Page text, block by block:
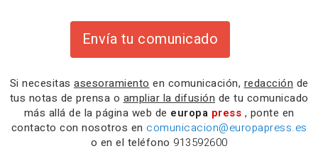
Envía tu comunicado
Si necesitas asesoramiento en comunicación, redacción de
tus notas de prensa o ampliar la difusión de tu comunicado
más allá de la página web de europa press , ponte en
contacto con nosotros en comunicacion@europapress.es
o en el teléfono 913592600